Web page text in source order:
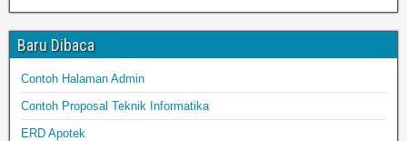
Baru Dibaca
Contoh Halaman Admin
Contoh Proposal Teknik Informatika
ERD Apotek